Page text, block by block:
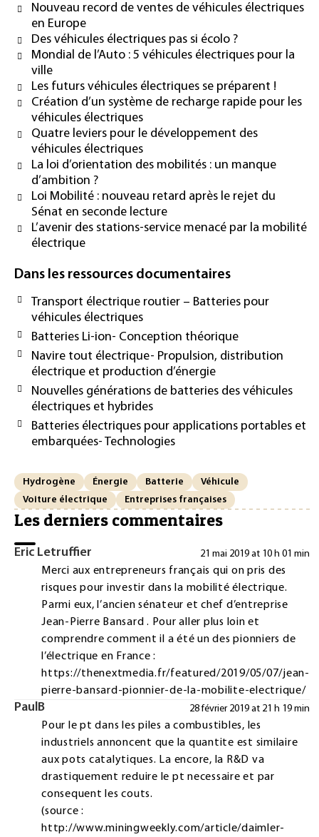
Nouveau record de ventes de véhicules électriques
en Europe
Des véhicules électriques pas si écolo ?
Mondial de l’Auto : 5 véhicules électriques pour la
ville
Les futurs véhicules électriques se préparent !
Création d’un système de recharge rapide pour les
véhicules électriques
Quatre leviers pour le développement des
véhicules électriques
La loi d’orientation des mobilités : un manque
d’ambition ?
Loi Mobilité : nouveau retard après le rejet du
Sénat en seconde lecture
L’avenir des stations-service menacé par la mobilité
électrique
Dans les ressources documentaires
Transport électrique routier – Batteries pour
véhicules électriques
Batteries Li-ion- Conception théorique
Navire tout électrique- Propulsion, distribution
électrique et production d’énergie
Nouvelles générations de batteries des véhicules
électriques et hybrides
Batteries électriques pour applications portables et
embarquées- Technologies
Hydrogène Énergie Batterie
Véhicule
Voiture électrique
Entreprises françaises
Les derniers commentaires
Eric Letruffier 21 mai 2019 at 10 h 01 min
Merci aux entrepreneurs français qui on pris des
risques pour investir dans la mobilité électrique.
Parmi eux, l’ancien sénateur et chef d’entreprise
Jean-Pierre Bansard . Pour aller plus loin et
comprendre comment il a été un des pionniers de
l’électrique en France :
https://thenextmedia.fr/featured/2019/05/07/jean-
pierre-bansard-pionnier-de-la-mobilite-electrique/
PaulB 28 février 2019 at 21 h 19 min
Pour le pt dans les piles a combustibles, les
industriels annoncent que la quantite est similaire
aux pots catalytiques. La encore, la R&D va
drastiquement reduire le pt necessaire et par
consequent les couts.
(source :
http://www.miningweekly.com/article/daimler-